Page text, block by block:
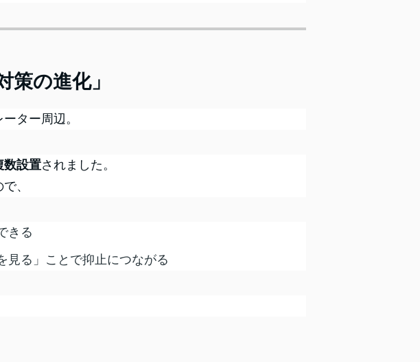
の進化」
ター周辺。
数設置されました。
、
きる
見る」ことで抑止につながる